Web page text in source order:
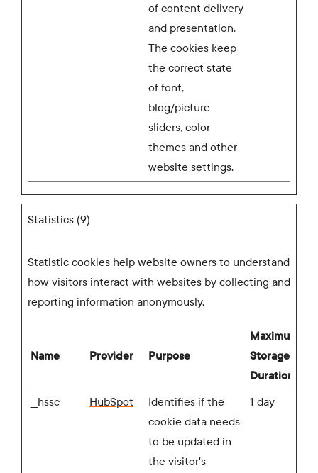
of content delivery
and presentation.
The cookies keep
the correct state
of font,
blog/picture
sliders, color
themes and other
website settings.
Statistics (9)
Statistic cookies help website owners to understand
how visitors interact with websites by collecting and
reporting information anonymously.
Name Provider Purpose
Maximum
Storage
Duration
__hssc
HubSpot
Identifies if the
cookie data needs
to be updated in
the visitor's
1 day